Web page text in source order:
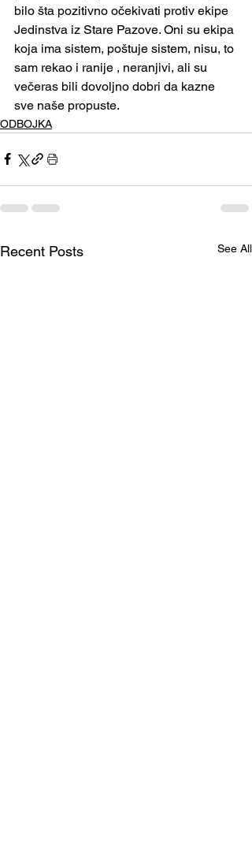
bilo šta pozitivno očekivati protiv ekipe
Jedinstva iz Stare Pazove. Oni su ekipa
koja ima sistem, poštuje sistem, nisu, to
sam rekao i ranije , neranjivi, ali su
večeras bili dovoljno dobri da kazne
sve naše propuste.
ODBOJKA
Recent Posts See All